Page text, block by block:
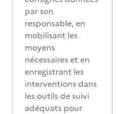
par son
responsable, en
mobilisant les
moyens
nécessaires et en
enregistrant les
interventions dans
les outils de suivi
adéquats pour